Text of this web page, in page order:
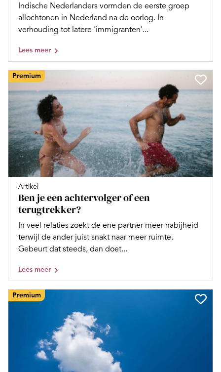
Indische Nederlanders vormden de eerste groep
allochtonen in Nederland na de oorlog. In
verhouding tot latere 'immigranten'...
Lees meer
Premium
Artikel
Ben je een achtervolger of een
terugtrekker?
In veel relaties zoekt de ene partner meer nabijheid
terwijl de ander juist snakt naar meer ruimte.
Gebeurt dat steeds, dan doet...
Lees meer
Premium